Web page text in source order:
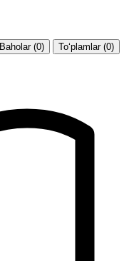
Baholar (0) To‘plamlar (0)